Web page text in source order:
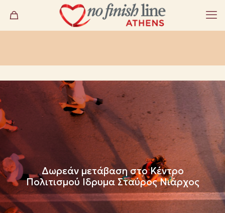
Δωρεάν μετάβαση στο Κέντρο
Πολιτισμού Ιδρυμα Σταύρος Νιάρχος